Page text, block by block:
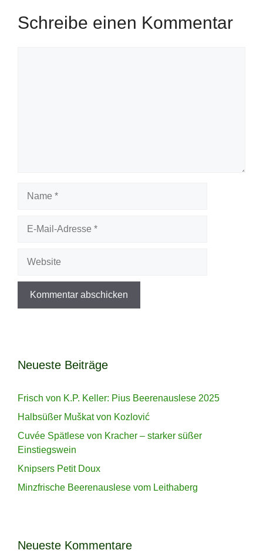
Schreibe einen Kommentar
Neueste Beiträge
Frisch von K.P. Keller: Pius Beerenauslese 2025
Halbsüßer Muškat von Kozlović
Cuvée Spätlese von Kracher – starker süßer
Einstiegswein
Knipsers Petit Doux
Minzfrische Beerenauslese vom Leithaberg
Neueste Kommentare